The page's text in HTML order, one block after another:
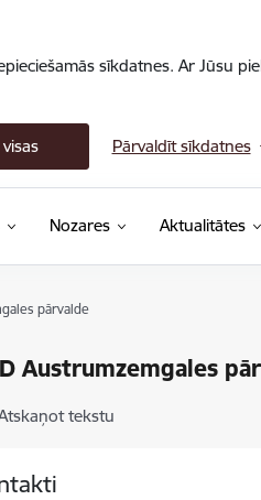
sīkdatnes. Ar Jūsu
Pārvaldīt sīkdatnes
Nozares Aktualitātes
pārvalde
Austrumzemgales
tekstu